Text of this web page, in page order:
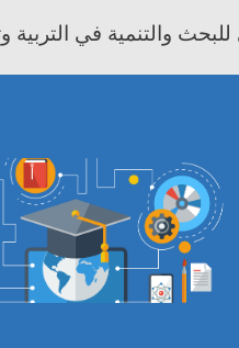
والتنمية في التربية